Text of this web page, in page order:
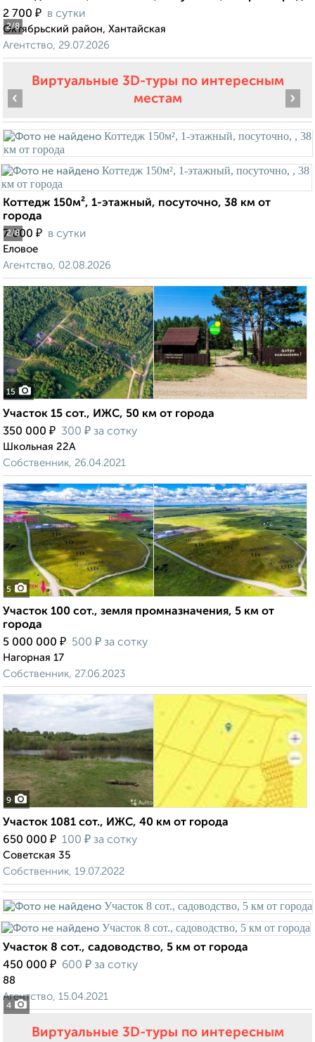
2/8
2 700 ₽ в сутки
Октябрьский район, Хантайская
Агентство, 29.07.2026
Виртуальные 3D-туры по интересным
местам
2/8
‹ ›
Коттедж 150м², 1-этажный, посуточно, 38 км от
города
7 000 ₽ в сутки
Еловое
Агентство, 02.08.2026
15
Участок 15 сот., ИЖС, 50 км от города
350 000 ₽ 300 ₽ за сотку
Школьная 22А
Собственник, 26.04.2021
5
Участок 100 сот., земля промназначения, 5 км от
города
5 000 000 ₽ 500 ₽ за сотку
Нагорная 17
Собственник, 27.06.2023
9
Участок 1081 сот., ИЖС, 40 км от города
650 000 ₽ 100 ₽ за сотку
Советская 35
Собственник, 19.07.2022
4
Участок 8 сот., садоводство, 5 км от города
450 000 ₽ 600 ₽ за сотку
88
Агентство, 15.04.2021
Виртуальные 3D-туры по интересным